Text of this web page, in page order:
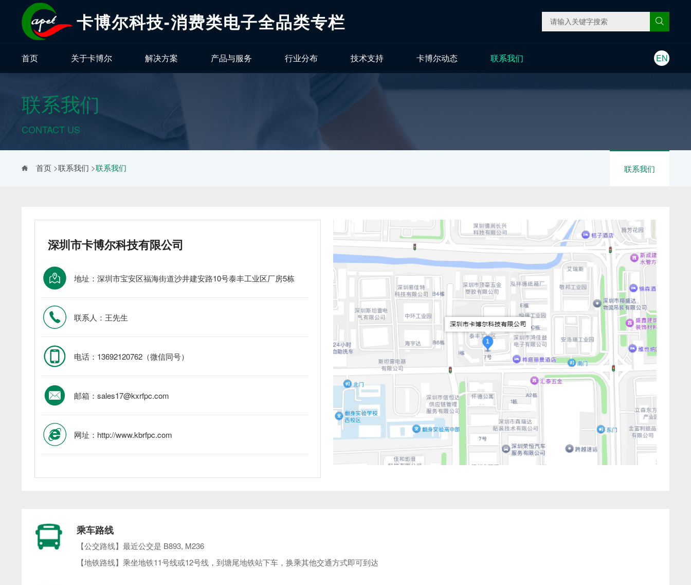
卡博尔科技-消费类电子全品类专栏
首页 关于卡博尔 解决方案 产品与服务 行业分布 技术支持 卡博尔动态 联系我们 EN
联系我们
CONTACT US
联系我们
首页>联系我们 >联系我们
深圳市卡博尔科技有限公司
地址：深圳市宝安区福海街道沙井建安路10号泰丰工业区厂房5栋
联系人：王先生
电话：13692120762（微信同号）
邮箱：sales17@kxrfpc.com
网址：http://www.kbrfpc.com
乘车路线
【公交路线】最近公交是 B893, M236
【地铁路线】乘坐地铁11号线或12号线，到塘尾地铁站下车，换乘其他交通方式即可到达